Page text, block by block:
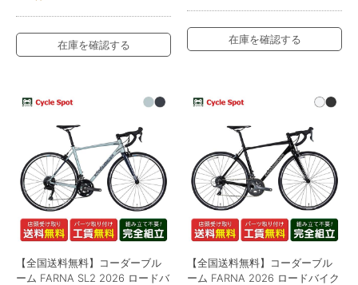
在庫を確認する 在庫を確認する
【全国送料無料】コーダーブル
ーム FARNA SL2 2026 ロードバ
【全国送料無料】コーダーブル
ーム FARNA 2026 ロードバイク